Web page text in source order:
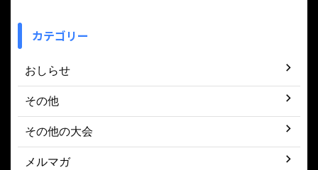
カテゴリー
おしらせ
その他
その他の大会
メルマガ